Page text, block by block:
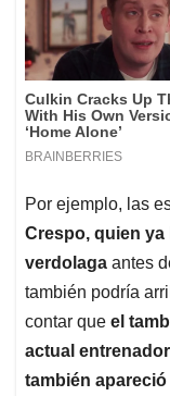
Por ejemplo, las
Crespo, quien
verdolaga antes
también podría
contar que el
actual
también